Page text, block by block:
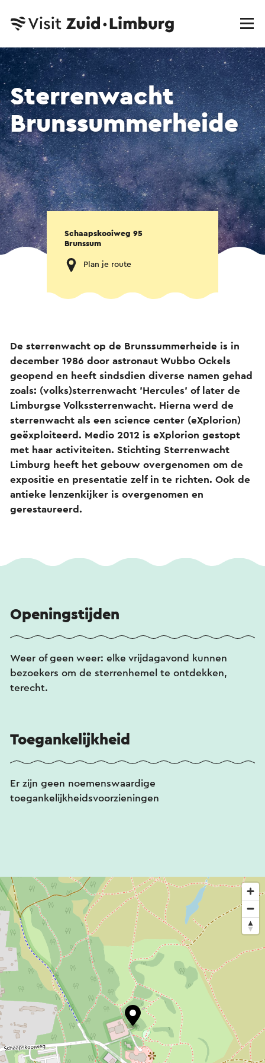
Sterrenwacht
Brunssummerheide
Schaapskooiweg 95
Brunssum
Plan je route
De sterrenwacht op de Brunssummerheide is in
december 1986 door astronaut Wubbo Ockels
geopend en heeft sindsdien diverse namen gehad
zoals: (volks)sterrenwacht 'Hercules' of later de
Limburgse Volkssterrenwacht. Hierna werd de
sterrenwacht als een science center (eXplorion)
geëxploiteerd. Medio 2012 is eXplorion gestopt
met haar activiteiten. Stichting Sterrenwacht
Limburg heeft het gebouw overgenomen om de
expositie en presentatie zelf in te richten. Ook de
antieke lenzenkijker is overgenomen en
gerestaureerd.
Openingstijden
Weer of geen weer: elke vrijdagavond kunnen
bezoekers om de sterrenhemel te ontdekken,
terecht.
Toegankelijkheid
Er zijn geen noemenswaardige
toegankelijkheidsvoorzieningen